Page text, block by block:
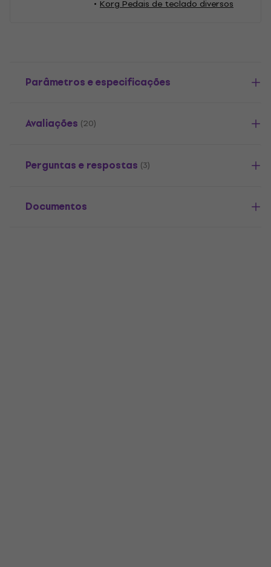
Korg Pedais de teclado diversos
Parâmetros e especificações
Avaliações (20)
Perguntas e respostas (3)
Documentos